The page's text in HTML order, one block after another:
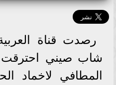
رصدت قناة
شاب صيني احترقت
المطافي لاخماد